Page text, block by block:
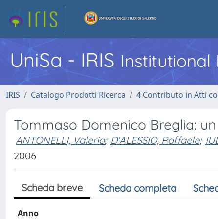
UniSa - IRIS Institutional
IRIS Catalogo Prodotti Ricerca 4 Contributo in Atti
Tommaso Domenico Breglia:
ANTONELLI, Valerio; D'ALESSIO, Raffaele;
2006
Scheda breve Scheda completa
Anno